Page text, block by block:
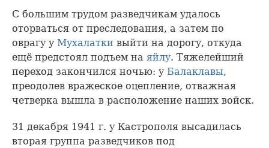
С большим трудом разведчикам удалось
оторваться от преследования, а затем по
оврагу у Мухалатки выйти на дорогу, откуда
ещё предстоял подъем на яйлу. Тяжелейший
переход закончился ночью: у Балаклавы,
преодолев вражеское оцепление, отважная
четверка вышла в расположение наших войск.
31 декабря 1941 г. у Кастрополя высадилась
вторая группа разведчиков под